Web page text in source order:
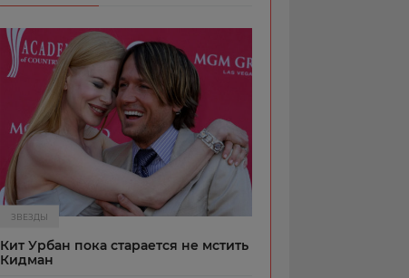
ЗВЕЗДЫ
Кит Урбан пока старается не мстить
Кидман